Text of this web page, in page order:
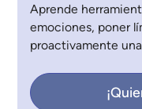
Aprende
emociones, poner
proactivamente